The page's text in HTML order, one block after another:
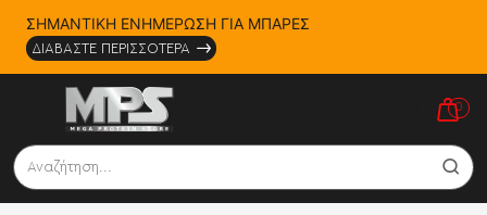
ΣΗΜΑΝΤΙΚΗ ΕΝΗΜΕΡΩΣΗ ΓΙΑ ΜΠΑΡΕΣ
ΔΙΑΒΑΣΤΕ ΠΕΡΙΣΣΟΤΕΡΑ
0
Αναζήτηση...